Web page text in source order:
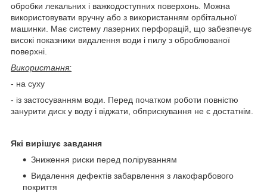
обробки лекальних і важкодоступних поверхонь. Можна
використовувати вручну або з використанням орбітальної
машинки. Має систему лазерних перфорацій, що забезпечує
високі показники видалення води і пилу з оброблюваної
поверхні.
Використання:
- на суху
- із застосуванням води. Перед початком роботи повністю
занурити диск у воду і віджати, обприскування не є достатнім.
Які вирішує завдання
Зниження риски перед поліруванням
Видалення дефектів забарвлення з лакофарбового
покриття